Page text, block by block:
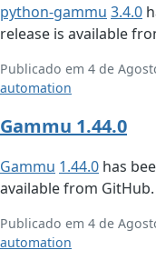
python-gammu 3.4.0
release is available
Publicado em 4 de
automation
Gammu 1.44.0
Gammu 1.44.0 has
available from GitHub.
Publicado em 4 de
automation